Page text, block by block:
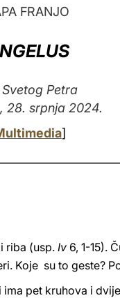
FRANJO
Svetog Petra
28. srpnja 2024.
]
riba (usp.Iv 6, 1-15).
Koje su to geste?
pet kruhova i